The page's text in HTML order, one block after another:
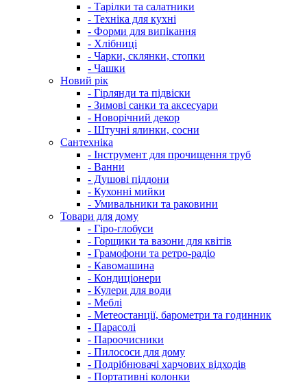
- Тарілки та салатники
- Техніка для кухні
- Форми для випікання
- Хлібниці
- Чарки, склянки, стопки
- Чашки
Новий рік
- Гірлянди та підвіски
- Зимові санки та аксесуари
- Новорічний декор
- Штучні ялинки, сосни
Сантехніка
- Інструмент для прочищення труб
- Ванни
- Душові піддони
- Кухонні мийки
- Умивальники та раковини
Товари для дому
- Гіро-глобуси
- Горщики та вазони для квітів
- Грамофони та ретро-радіо
- Кавомашина
- Кондиціонери
- Кулери для води
- Меблі
- Метеостанції, барометри та годинник
- Парасолі
- Пароочисники
- Пилососи для дому
- Подрібнювачі харчових відходів
- Портативні колонки